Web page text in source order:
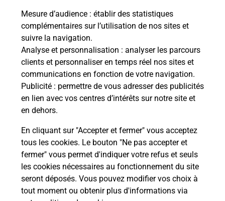
Mesure d’audience : établir des statistiques
complémentaires sur l’utilisation de nos sites et
suivre la navigation.
Analyse et personnalisation : analyser les parcours
clients et personnaliser en temps réel nos sites et
communications en fonction de votre navigation.
Publicité : permettre de vous adresser des publicités
en lien avec vos centres d’intérêts sur notre site et
en dehors.
En cliquant sur "Accepter et fermer" vous acceptez
tous les cookies. Le bouton "Ne pas accepter et
fermer" vous permet d'indiquer votre refus et seuls
les cookies nécessaires au fonctionnement du site
seront déposés. Vous pouvez modifier vos choix à
tout moment ou obtenir plus d'informations via
Comment La Poste participe-t-elle
à votre sécurité au quotidien ?
Puis-je passer mon code de la route
avec La Poste et sous quelles
conditions ?
Localiser Liste Côtes d'Armor TREVE